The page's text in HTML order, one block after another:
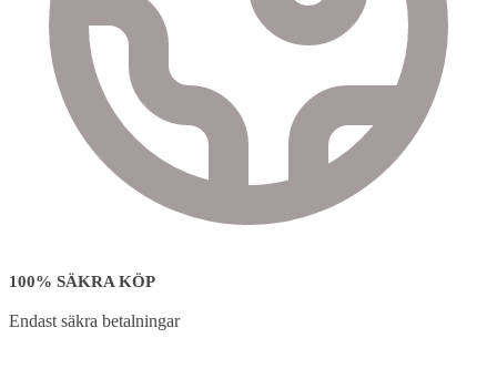
100% SÄKRA KÖP
Endast säkra betalningar